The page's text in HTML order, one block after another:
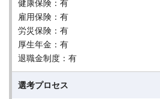
健康保険：有
雇用保険：有
労災保険：有
厚生年金：有
退職金制度：有
選考プロセス